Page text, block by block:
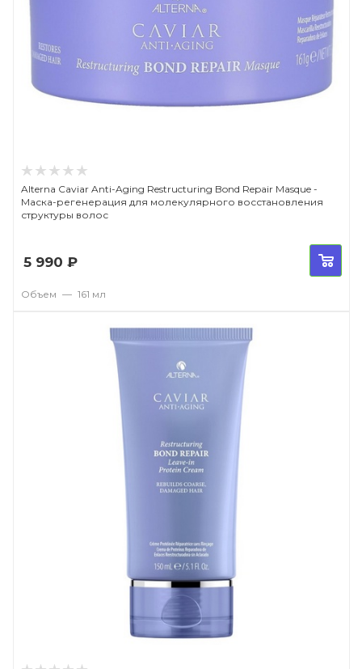
Alterna Caviar Anti-Aging Restructuring Bond Repair Masque -
Маска-регенерация для молекулярного восстановления
структуры волос
5 990 ₽
Объем — 161 мл